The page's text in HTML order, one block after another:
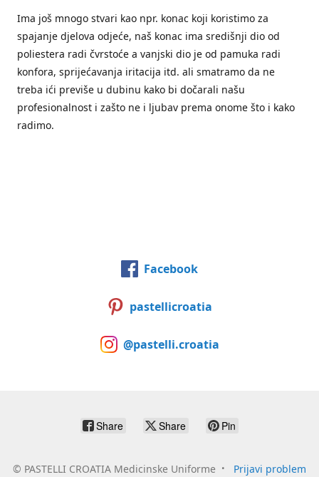
Ima još mnogo stvari kao npr. konac koji koristimo za
spajanje djelova odjeće, naš konac ima središnji dio od
poliestera radi čvrstoće a vanjski dio je od pamuka radi
konfora, sprijećavanja iritacija itd. ali smatramo da ne
treba ići previše u dubinu kako bi dočarali našu
profesionalnost i zašto ne i ljubav prema onome što i kako
radimo.
Facebook
pastellicroatia
@pastelli.croatia
Share Share Pin
© PASTELLI CROATIA Medicinske Uniforme Prijavi problem